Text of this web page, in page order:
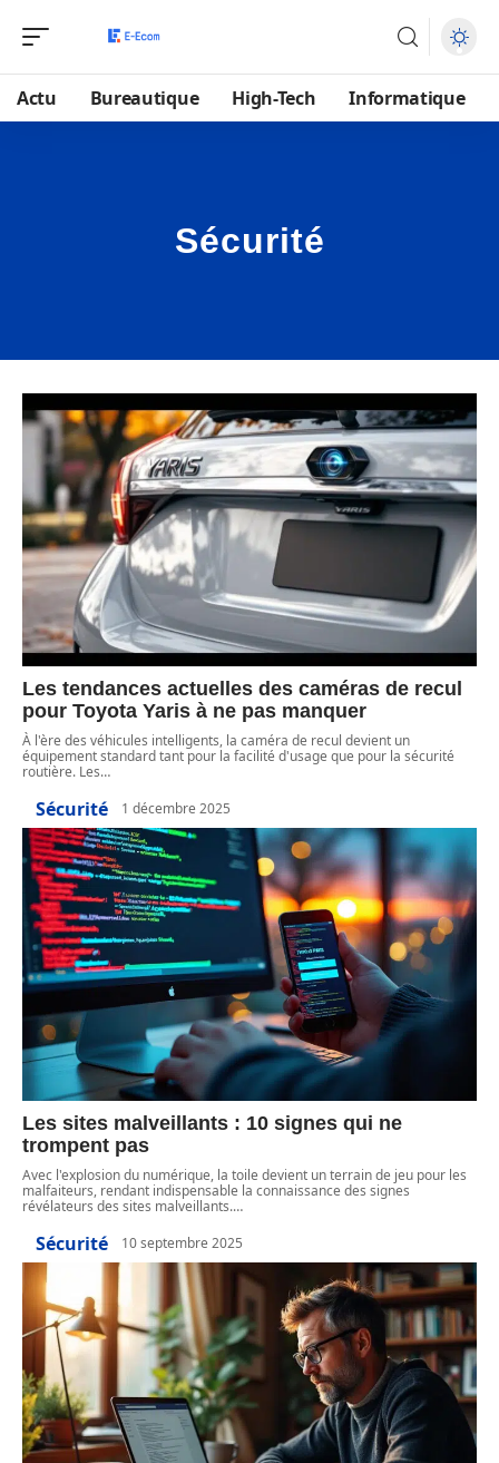
Actu Bureautique High-Tech Informatique
Sécurité
Les tendances actuelles des caméras de recul
pour Toyota Yaris à ne pas manquer
À l'ère des véhicules intelligents, la caméra de recul devient un
équipement standard tant pour la facilité d'usage que pour la sécurité
routière. Les…
Sécurité 1 décembre 2025
Les sites malveillants : 10 signes qui ne
trompent pas
Avec l'explosion du numérique, la toile devient un terrain de jeu pour les
malfaiteurs, rendant indispensable la connaissance des signes
révélateurs des sites malveillants.…
Sécurité 10 septembre 2025